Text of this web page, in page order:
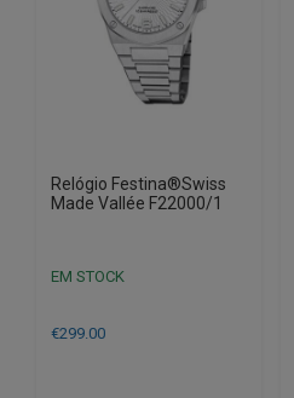
Relógio Festina®Swiss
Made Vallée F22000/1
EM STOCK
€299.00